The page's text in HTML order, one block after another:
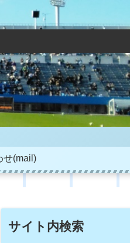
せ(mail)
サイト内検索